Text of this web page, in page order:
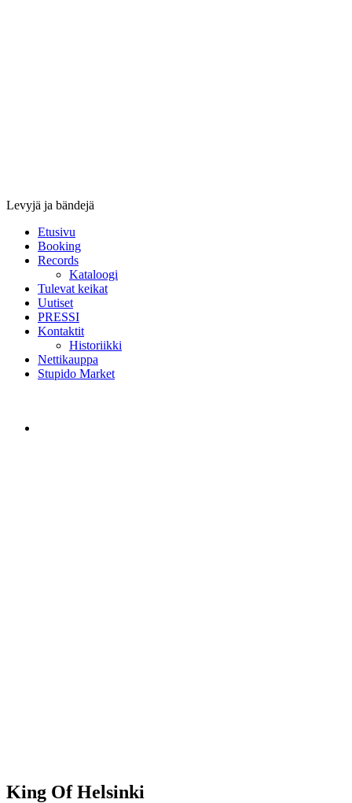
Levyjä ja bändejä
Etusivu
Booking
Records
Kataloogi
Tulevat keikat
Uutiset
PRESSI
Kontaktit
Historiikki
Nettikauppa
Stupido Market
King Of Helsinki